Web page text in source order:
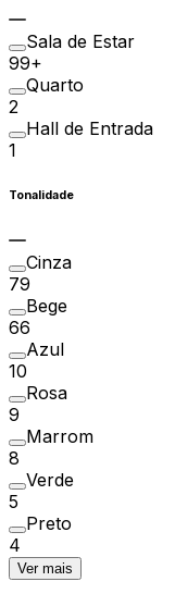
Sala de Estar
99+
Quarto
2
Hall de Entrada
1
Tonalidade
Cinza
79
Bege
66
Azul
10
Rosa
9
Marrom
8
Verde
5
Preto
4
Ver mais